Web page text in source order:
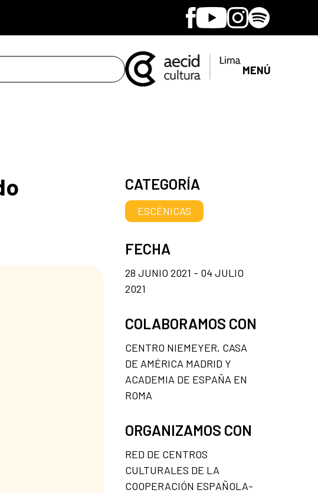
Facebook
YoutubeInstagram
Spotify
MENÚ
CATEGORÍA
ESCÉNICAS
FECHA
28 JUNIO 2021 - 04 JULIO
2021
COLABORAMOS CON
CENTRO NIEMEYER, CASA
DE AMÉRICA MADRID Y
ACADEMIA DE ESPAÑA EN
ROMA
ORGANIZAMOS CON
RED DE CENTROS
CULTURALES DE LA
COOPERACIÓN ESPAÑOLA-